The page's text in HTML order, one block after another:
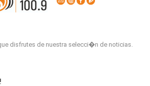
disfrutes de nuestra selecci�n de noticias.